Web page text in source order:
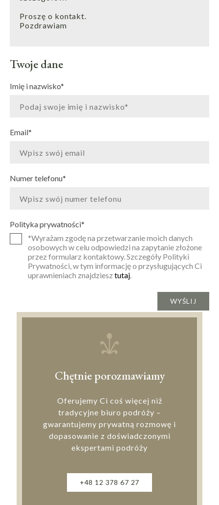
Twoje dane
Imię i nazwisko*
Email*
Numer telefonu*
Polityka prywatności*
*Wyrażam zgodę na przetwarzanie moich danych
osobowych w celu odpowiedzi na zapytanie złożone
przez formularz kontaktowy. Szczegóły Polityki
Prywatności, w tym informację o przysługujących Ci
uprawnieniach znajdziesz tutaj.
Chętnie porozmawiamy
Oferujemy Ci coś więcej niż
tradycyjne biuro podróży –
gwarantujemy prywatną rozmowę i
dopasowanie z doświadczonymi
ekspertami podróży
+48 12 378 67 27